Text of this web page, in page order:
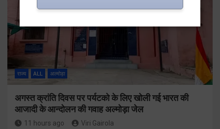
राज्य ALL अल्मोड़ा
अगस्त क्रांति दिवस पर पर्यटको के लिए खोली गई भारत की
आजादी के आन्दोलन की गवाह अल्मोड़ा जेल
11 hours ago Viri Gairola